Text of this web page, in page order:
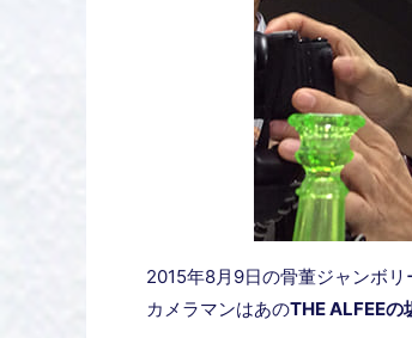
2015年8月9日の骨董ジャンボ
カメラマンはあのTHE ALFEEの